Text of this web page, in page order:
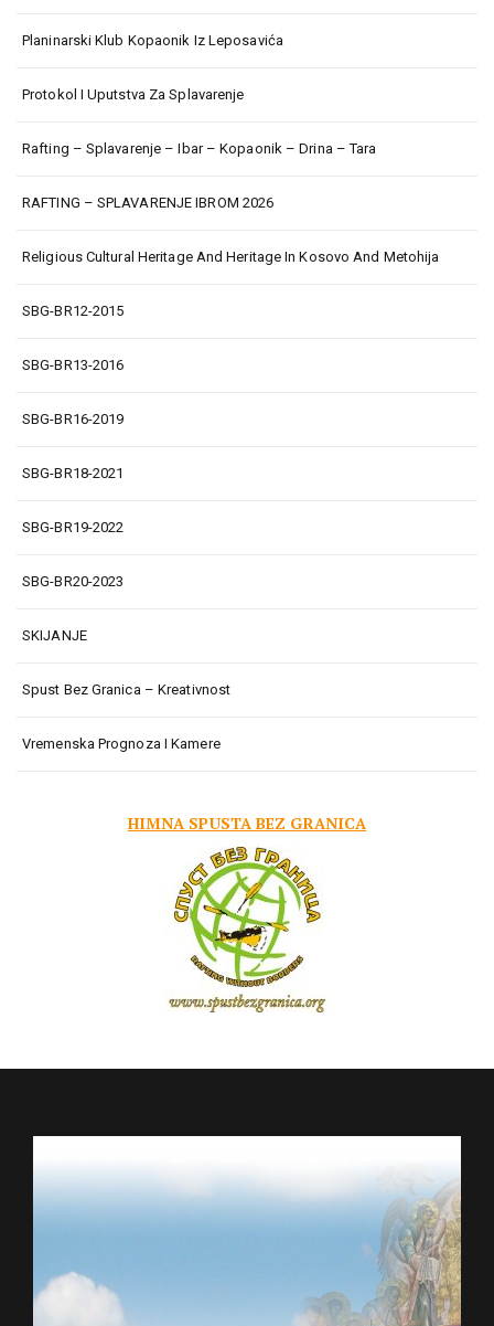
Planinarski Klub Kopaonik Iz Leposavića
Protokol I Uputstva Za Splavarenje
Rafting – Splavarenje – Ibar – Kopaonik – Drina – Tara
RAFTING – SPLAVARENJE IBROM 2026
Religious Cultural Heritage And Heritage In Kosovo And Metohija
SBG-BR12-2015
SBG-BR13-2016
SBG-BR16-2019
SBG-BR18-2021
SBG-BR19-2022
SBG-BR20-2023
SKIJANJE
Spust Bez Granica – Kreativnost
Vremenska Prognoza I Kamere
HIMNA SPUSTA BEZ GRANICA